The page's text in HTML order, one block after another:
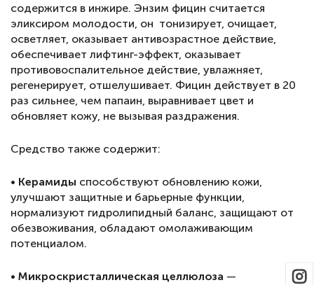
содержится в инжире. Энзим фицин считается
эликсиром молодости, он тонизирует, очищает,
осветляет, оказывает антивозрастное действие,
обеспечивает лифтинг-эффект, оказывает
противовоспалительное действие, увлажняет,
регенерирует, отшелушивает. Фицин действует в 20
раз сильнее, чем папаин, выравнивает цвет и
обновляет кожу, не вызывая раздражения.
Средство также содержит:
• Керамиды способствуют обновлению кожи,
улучшают защитные и барьерные функции,
нормализуют гидролипидный баланс, защищают от
обезвоживания, обладают омолаживающим
потенциалом.
• Микроскристаллическая целлюлоза —